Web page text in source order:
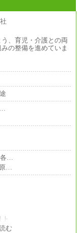
、育児・介護との両
の整備を進めていま
各…
…
上
ません。
む